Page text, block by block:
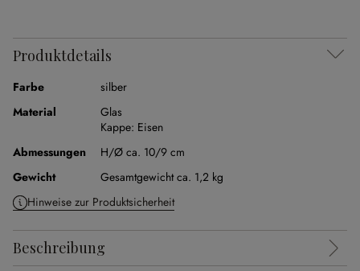
Produktdetails
Farbe
silber
Material
Glas
Kappe: Eisen
Abmessungen
H/Ø ca. 10/9 cm
Gewicht
Gesamtgewicht ca. 1,2 kg
Hinweise zur Produktsicherheit
Beschreibung